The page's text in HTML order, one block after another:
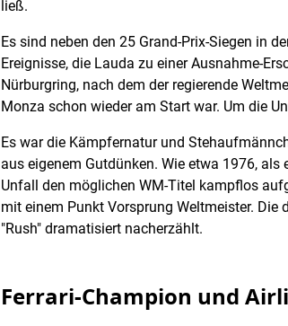
ließ.
Es sind neben den 25 Grand-Prix-Siegen in
Ereignisse, die Lauda zu einer Ausnahme-
Nürburgring, nach dem der regierende
Monza schon wieder am Start war. Um die
Es war die Kämpfernatur und
aus eigenem Gutdünken. Wie etwa 1976,
Unfall den möglichen WM-Titel kampflos
mit einem Punkt Vorsprung Weltmeister.
"Rush" dramatisiert nacherzählt.
Ferrari-Champion und